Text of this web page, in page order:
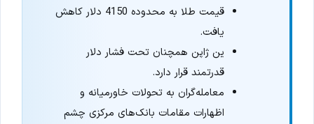
قیمت طلا به محدوده 4150 دلار کاهش
یافت.
ین ژاپن همچنان تحت فشار دلار
قدرتمند قرار دارد.
معامله‌گران به تحولات خاورمیانه و
اظهارات مقامات بانک‌های مرکزی چشم